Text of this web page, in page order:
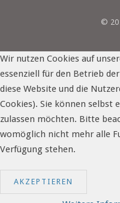
©
Wir nutzen Cookies auf
essenziell für den Betrieb
diese Website und die
Cookies). Sie können selbst
zulassen möchten. Bitte
womöglich nicht mehr alle
Verfügung stehen.
AKZEPTIEREN